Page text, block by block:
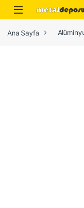
Skip to navigation
Skip to content
Ana Sayfa